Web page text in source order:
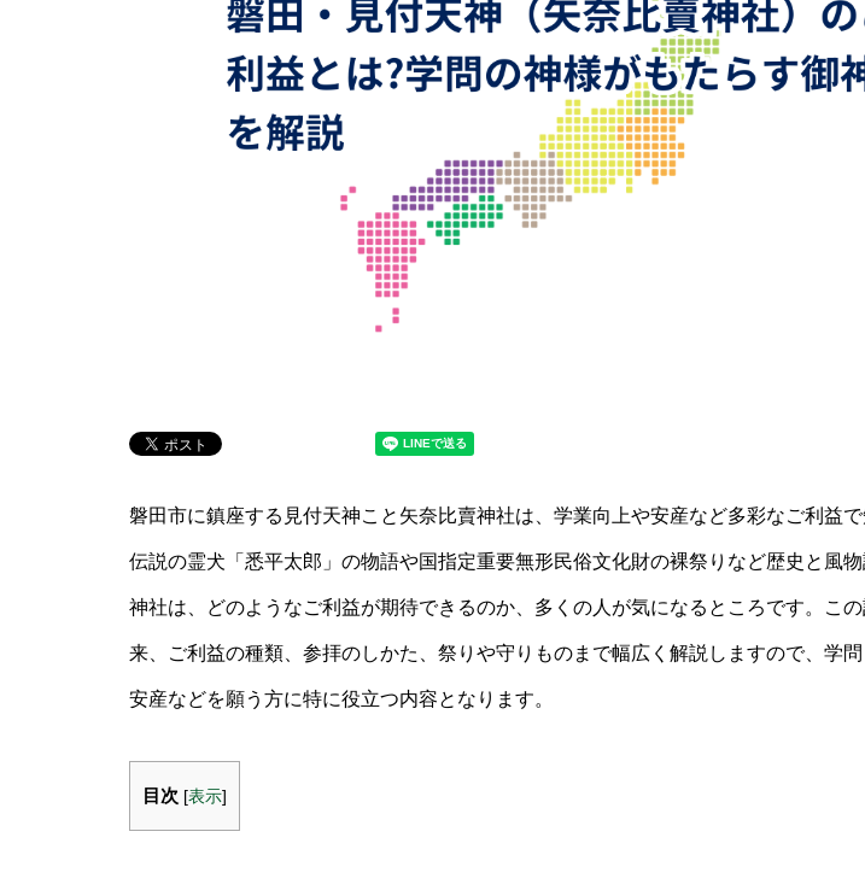
磐田市に鎮座する見付天神こと矢奈比賣神社は、学業向上や安産など多彩なご利益で
伝説の霊犬「悉平太郎」の物語や国指定重要無形民俗文化財の裸祭りなど歴史と風
神社は、どのようなご利益が期待できるのか、多くの人が気になるところです。こ
来、ご利益の種類、参拝のしかた、祭りや守りものまで幅広く解説しますので、学問
安産などを願う方に特に役立つ内容となります。
目次 [表示]